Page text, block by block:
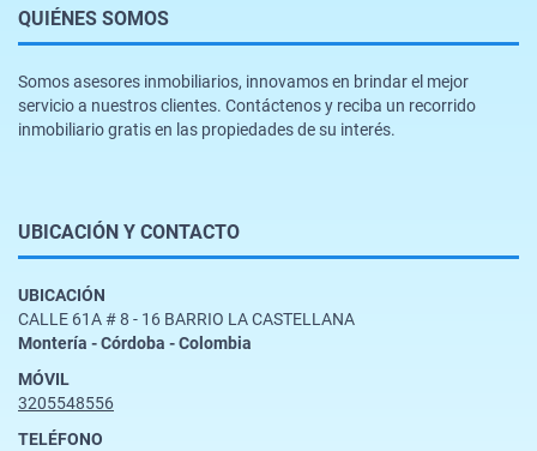
QUIÉNES SOMOS
Somos asesores inmobiliarios, innovamos en brindar el mejor
servicio a nuestros clientes. Contáctenos y reciba un recorrido
inmobiliario gratis en las propiedades de su interés.
UBICACIÓN Y CONTACTO
UBICACIÓN
CALLE 61A # 8 - 16 BARRIO LA CASTELLANA
Montería - Córdoba - Colombia
MÓVIL
3205548556
TELÉFONO